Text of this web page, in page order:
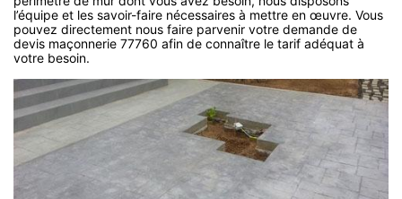
l’équipe et les savoir-faire nécessaires à mettre en œuvre. Vous
pouvez directement nous faire parvenir votre demande de
devis maçonnerie 77760 afin de connaître le tarif adéquat à
votre besoin.